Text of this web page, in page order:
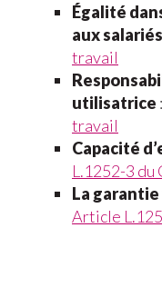
Égalité
aux salariés
travail
utilisatrice :
travail
Capacité
L.1252-3 du
La
Article